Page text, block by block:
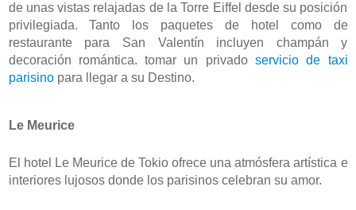
de unas vistas relajadas de la Torre Eiffel desde su posición
privilegiada. Tanto los paquetes de hotel como de
restaurante para San Valentín incluyen champán y
decoración romántica. tomar un privado servicio de taxi
parisino para llegar a su Destino.
Le Meurice
El hotel Le Meurice de Tokio ofrece una atmósfera artística e
interiores lujosos donde los parisinos celebran su amor.